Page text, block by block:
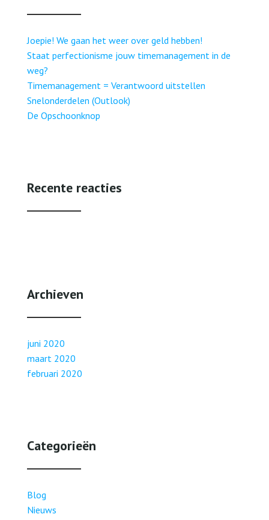
Joepie! We gaan het weer over geld hebben!
Staat perfectionisme jouw timemanagement in de
weg?
Timemanagement = Verantwoord uitstellen
Snelonderdelen (Outlook)
De Opschoonknop
Recente reacties
Archieven
juni 2020
maart 2020
februari 2020
Categorieën
Blog
Nieuws